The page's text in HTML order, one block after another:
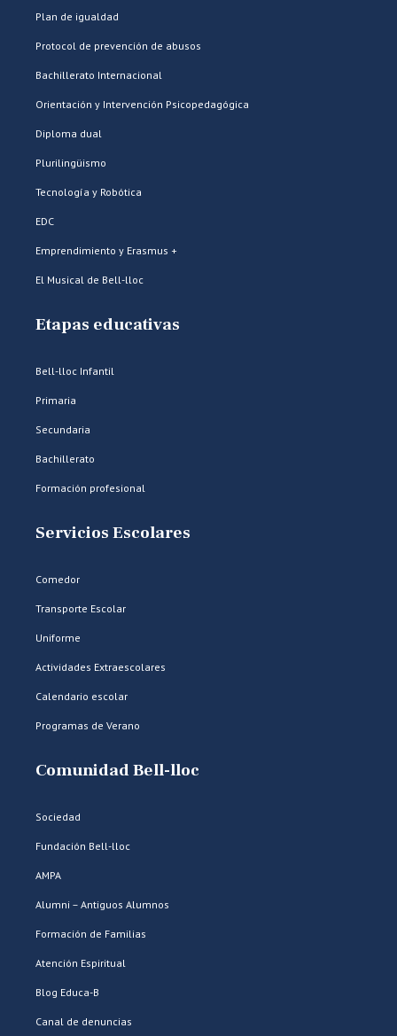
Plan de igualdad
Protocol de prevención de abusos
Bachillerato Internacional
Orientación y Intervención Psicopedagógica
Diploma dual
Plurilingüismo
Tecnología y Robótica
EDC
Emprendimiento y Erasmus +
El Musical de Bell-lloc
Etapas educativas
Bell-lloc Infantil
Primaria
Secundaria
Bachillerato
Formación profesional
Servicios Escolares
Comedor
Transporte Escolar
Uniforme
Actividades Extraescolares
Calendario escolar
Programas de Verano
Comunidad Bell-lloc
Sociedad
Fundación Bell-lloc
AMPA
Alumni – Antiguos Alumnos
Formación de Familias
Atención Espiritual
Blog Educa-B
Canal de denuncias